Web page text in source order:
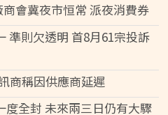
會冀夜市恒常 派夜消費券
準則欠透明 首8月61宗投訴
商稱因供應商延遲
全封 未來兩三日仍有大驟